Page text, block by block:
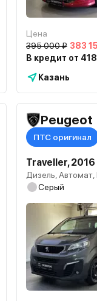
Цена
395 000 ₽ 383
В кредит от
Казань
Peugeot
ПТС оригинал
Traveller, 2016
Дизель,
Серый